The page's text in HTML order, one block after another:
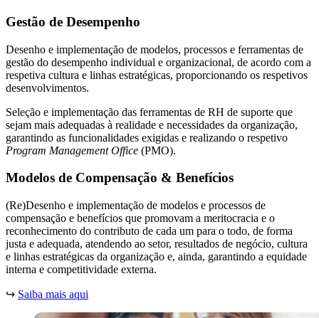
Gestão de Desempenho
Desenho e implementação de modelos, processos e ferramentas de
gestão do desempenho individual e organizacional, de acordo com a
respetiva cultura e linhas estratégicas, proporcionando os respetivos
desenvolvimentos.
Seleção e implementação das ferramentas de RH de suporte que
sejam mais adequadas à realidade e necessidades da organização,
garantindo as funcionalidades exigidas e realizando o respetivo
Program Management Office (PMO).
Modelos de Compensação & Benefícios
(Re)Desenho e implementação de modelos e processos de
compensação e benefícios que promovam a meritocracia e o
reconhecimento do contributo de cada um para o todo, de forma
justa e adequada, atendendo ao setor, resultados de negócio, cultura
e linhas estratégicas da organização e, ainda, garantindo a equidade
interna e competitividade externa.
↪ Saiba mais aqui